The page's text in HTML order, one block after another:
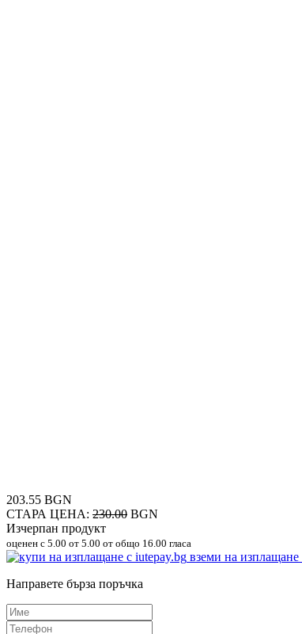
203.55 BGN
СТАРА ЦЕНА: 230.00 BGN
Изчерпан продукт
оценен с 5.00 от 5.00 от общо 16.00 гласа
вземи на изплащане
Направете бърза поръчка